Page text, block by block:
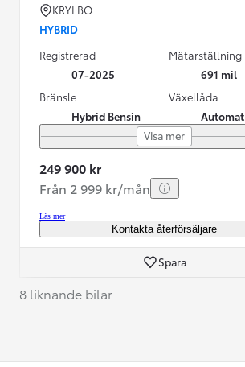
KRYLBO
HYBRID
Registrerad
07-2025
Mätarställning
691 mil
Bränsle
Hybrid Bensin
Växellåda
Automat
Visa mer
249 900 kr
Från 2 999 kr/mån
Läs mer
Kontakta återförsäljare
Spara
8 liknande bilar